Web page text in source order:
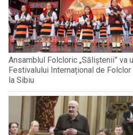
Ansamblul Folcloric „Săliștenii” va
Festivalului Internațional de Folclor
la Sibiu